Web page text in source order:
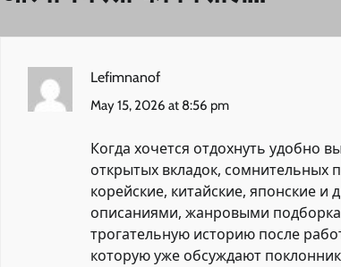
Lefimnanof
May 15, 2026 at 8:56 pm
Когда хочется отдохнуть удобно
открытых вкладок, сомнительных
корейские, китайские, японские и
описаниями, жанровыми
трогательную историю после
которую уже обсуждают